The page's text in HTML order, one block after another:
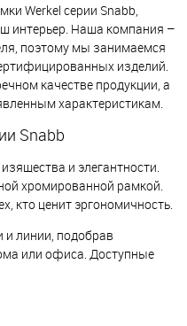
Werkel серии Snabb,
интерьер. Наша компания –
поэтому мы занимаемся
изделий.
качестве продукции, а
характеристикам.
Snabb
и элегантности.
хромированной рамкой.
кто ценит эргономичность.
линии, подобрав
или офиса. Доступные